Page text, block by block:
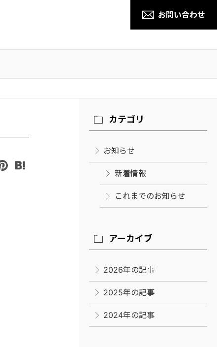
小山城南道場
宇都宮北生涯学習センター教室
お問い合わせ
カテゴリ
お知らせ
新着情報
これまでのお知らせ
アーカイブ
2026年の記事
2025年の記事
2024年の記事